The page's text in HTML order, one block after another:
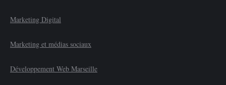
Marketing Digital
Marketing et médias sociaux
Développement Web Marseille